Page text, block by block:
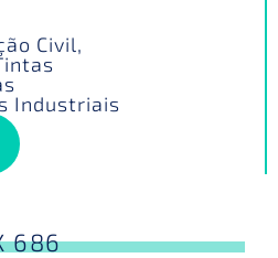
Civil,
Industriais
686